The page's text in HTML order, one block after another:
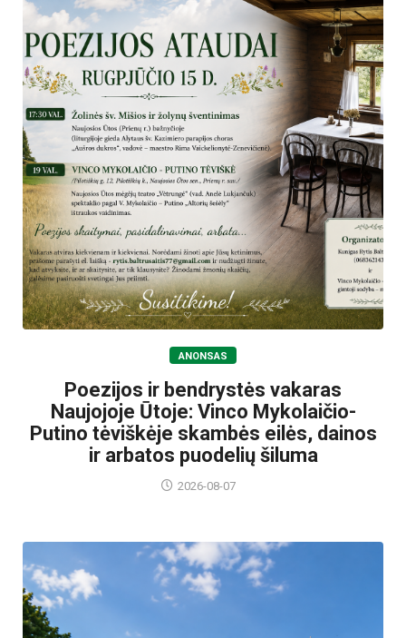
ANONSAS
Poezijos ir bendrystės vakaras
Naujojoje Ūtoje: Vinco Mykolaičio-
Putino tėviškėje skambės eilės, dainos
ir arbatos puodelių šiluma
2026-08-07